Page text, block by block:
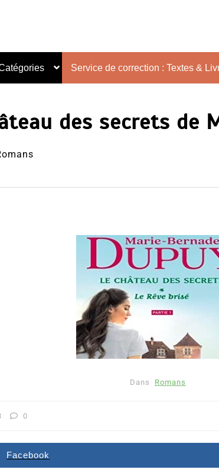
Service de correction : Textes &
des secrets de
Dans Romans
0
Facebook
Dans Romance
2026